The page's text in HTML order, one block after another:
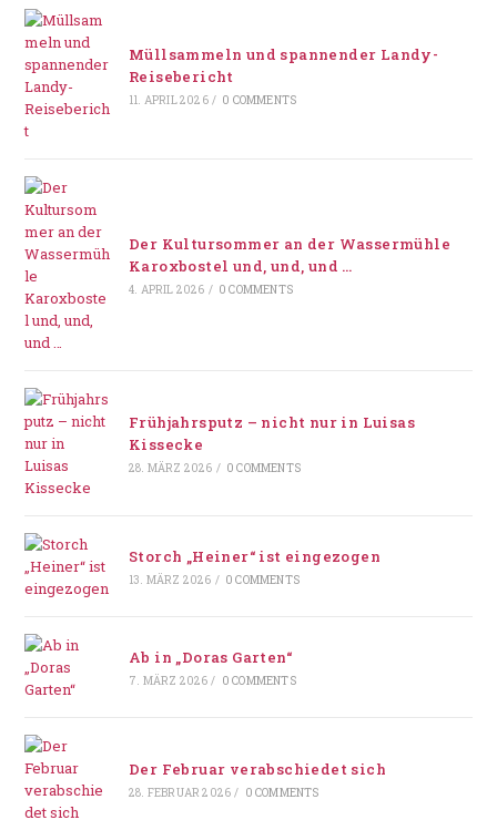
Müllsammeln und spannender Landy-
Reisebericht
11. APRIL 2026 / 0 COMMENTS
Der Kultursommer an der Wassermühle
Karoxbostel und, und, und …
4. APRIL 2026 / 0 COMMENTS
Frühjahrsputz – nicht nur in Luisas
Kissecke
28. MÄRZ 2026 / 0 COMMENTS
Storch „Heiner“ ist eingezogen
13. MÄRZ 2026 / 0 COMMENTS
Ab in „Doras Garten“
7. MÄRZ 2026 / 0 COMMENTS
Der Februar verabschiedet sich
28. FEBRUAR 2026 / 0 COMMENTS